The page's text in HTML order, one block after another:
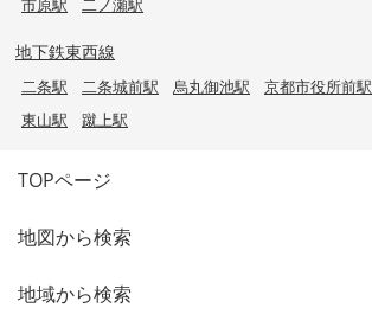
市原駅
二ノ瀬駅
地下鉄東西線
二条駅 二条城前駅 烏丸御池駅 京都市役所前駅
東山駅
蹴上駅
TOPページ
地図から検索
地域から検索